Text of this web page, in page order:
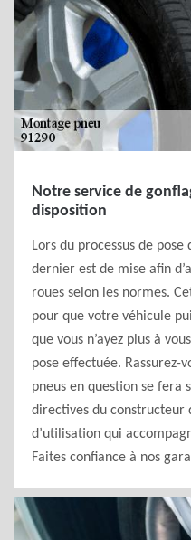
Notre service de
disposition
Lors du processus de
dernier est de mise afin
roues selon les normes.
pour que votre véhicule
que vous n’ayez plus à
pose effectuée. Rassurez-
pneus en question se fera
directives du constructeur
d’utilisation qui
Faites confiance à nos